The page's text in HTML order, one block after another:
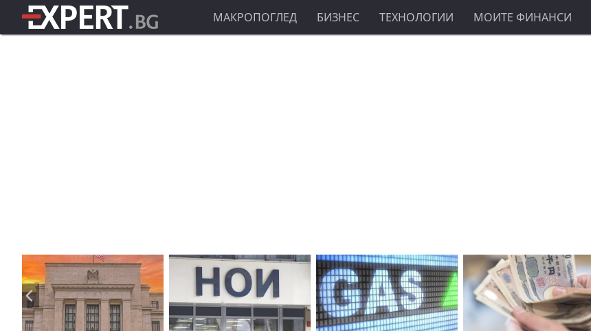
МАКРОПОГЛЕД БИЗНЕС ТЕХНОЛОГИИ МОИТЕ ФИНАНСИ